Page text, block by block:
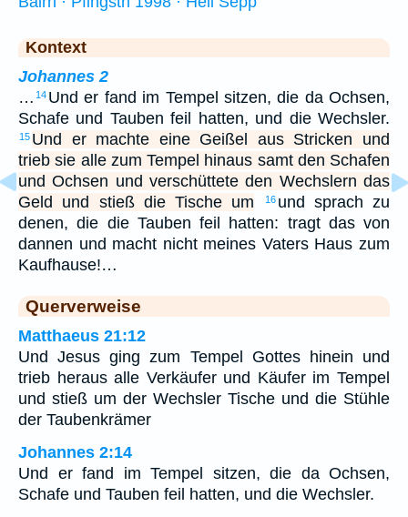
Kontext
Johannes 2
… 14 Und er fand im Tempel sitzen, die da Ochsen,
Schafe und Tauben feil hatten, und die Wechsler.
15 Und er machte eine Geißel aus Stricken und
trieb sie alle zum Tempel hinaus samt den Schafen
und Ochsen und verschüttete den Wechslern das
Geld und stieß die Tische um
16 und sprach zu
denen, die die Tauben feil hatten: tragt das von
dannen und macht nicht meines Vaters Haus zum
Kaufhause!…
Querverweise
Matthaeus 21:12
Und Jesus ging zum Tempel Gottes hinein und
trieb heraus alle Verkäufer und Käufer im Tempel
und stieß um der Wechsler Tische und die Stühle
der Taubenkrämer
Johannes 2:14
Und er fand im Tempel sitzen, die da Ochsen,
Schafe und Tauben feil hatten, und die Wechsler.